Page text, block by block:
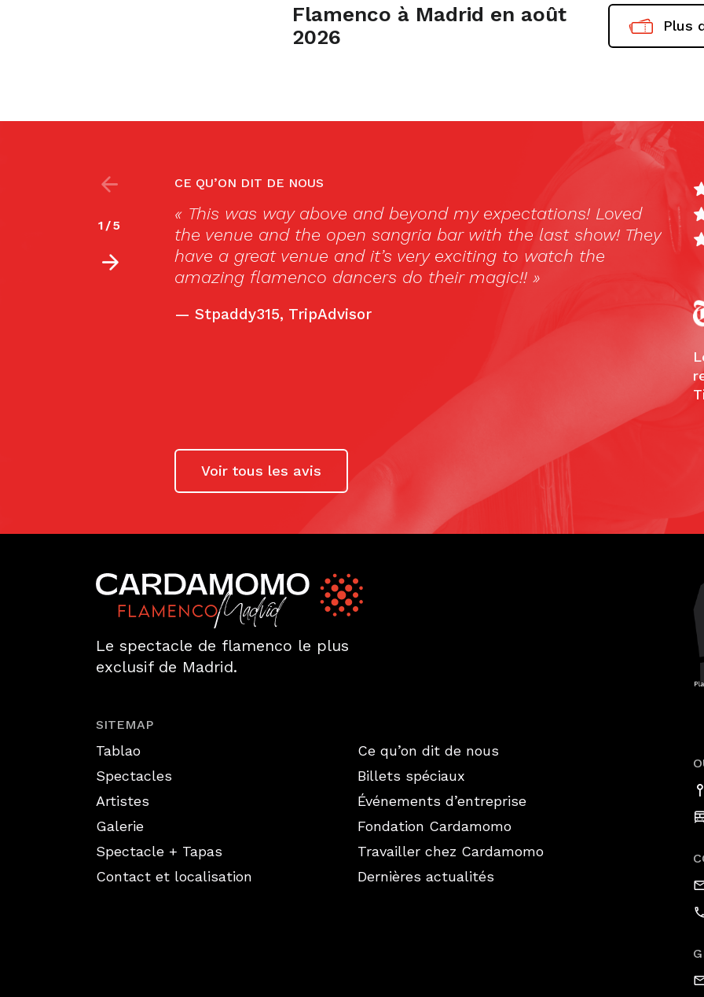
Flamenco à Madrid en août
2026
Plus
CE QU’ON DIT DE NOUS
my expectations! Loved
with the last show! They
to watch the
I used to always imagine flamenco as this passionate
dance that took place in darkened stages. During a recent
trip to Spain I finally got the chance to visit a Tablao
Flamenco. I was happy to see that it was everything I
2 /5
Voir tous les avis
Le spectacle de flamenco le plus
exclusif de Madrid.
SITEMAP
Tablao
Spectacles
Artistes
Galerie
Spectacle + Tapas
Contact et localisation
Ce qu’on dit de nous
Billets spéciaux
Événements d’entreprise
Fondation Cardamomo
Travailler chez Cardamomo
Dernières actualités